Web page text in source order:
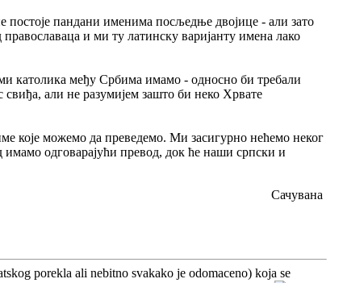
пандани именима посљедње двојице - али зато
и ми ту латинску варијанту имена лако
католика међу Србима имамо - односно би требали
али не разумијем зашто би неко Хрвате
које можемо да преведемо. Ми засигурно нећемо неког
одговарајући превод, док ће наши српски и
Сачувана
porekla ali nebitno svakako je odomaceno) koja se